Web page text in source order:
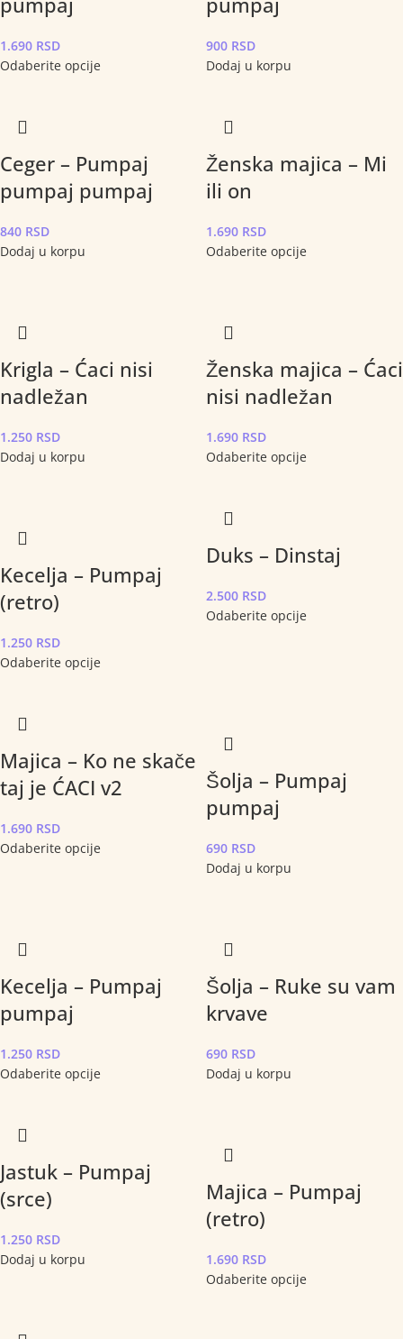
1.690 RSD
Odaberite opcije
900 RSD
Dodaj u korpu
Ceger – Pumpaj
pumpaj pumpaj
840 RSD
Dodaj u korpu
Ženska majica – Mi
ili on
1.690 RSD
Odaberite opcije
Krigla – Ćaci nisi
nadležan
1.250 RSD
Dodaj u korpu
Ženska majica – Ćaci
nisi nadležan
1.690 RSD
Odaberite opcije
Kecelja – Pumpaj
(retro)
1.250 RSD
Odaberite opcije
Duks – Dinstaj
2.500 RSD
Odaberite opcije
Majica – Ko ne skače
taj je ĆACI v2
1.690 RSD
Odaberite opcije
Šolja – Pumpaj
pumpaj
690 RSD
Dodaj u korpu
Kecelja – Pumpaj
pumpaj
1.250 RSD
Odaberite opcije
Šolja – Ruke su vam
krvave
690 RSD
Dodaj u korpu
Jastuk – Pumpaj
(srce)
1.250 RSD
Dodaj u korpu
Majica – Pumpaj
(retro)
1.690 RSD
Odaberite opcije